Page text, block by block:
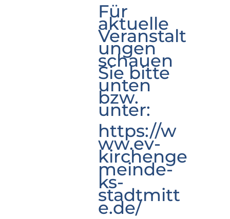
Für
aktuelle
Veranstalt
ungen
schauen
Sie bitte
unten
bzw.
unter:
https://w
ww.ev-
kirchenge
meinde-
ks-
stadtmitt
e.de/